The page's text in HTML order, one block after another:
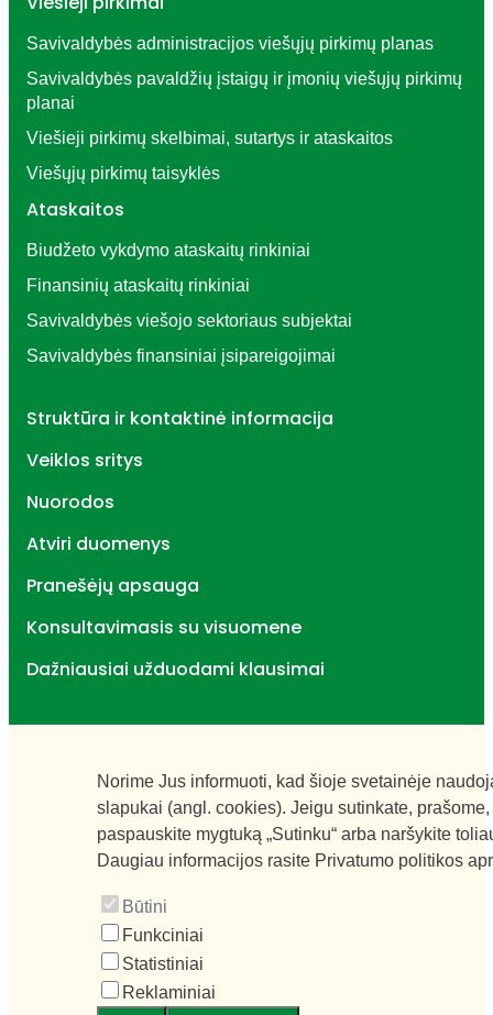
Savivaldybės administracijos viešųjų pirkimų planas
Savivaldybės pavaldžių įstaigų ir įmonių viešųjų pirkimų
planai
Viešieji pirkimų skelbimai, sutartys ir ataskaitos
Viešųjų pirkimų taisyklės
Ataskaitos
Biudžeto vykdymo ataskaitų rinkiniai
Finansinių ataskaitų rinkiniai
Savivaldybės viešojo sektoriaus subjektai
Savivaldybės finansiniai įsipareigojimai
Struktūra ir kontaktinė informacija
Veiklos sritys
Nuorodos
Atviri duomenys
Pranešėjų apsauga
Konsultavimasis su visuomene
Dažniausiai užduodami klausimai
Norime Jus informuoti, kad šioje svetainėje
slapukai (angl. cookies). Jeigu sutinkate, prašome,
paspauskite mygtuką „Sutinku“ arba naršykite
Daugiau informacijos rasite Privatumo politikos
Būtini
Funkciniai
Statistiniai
Reklaminiai